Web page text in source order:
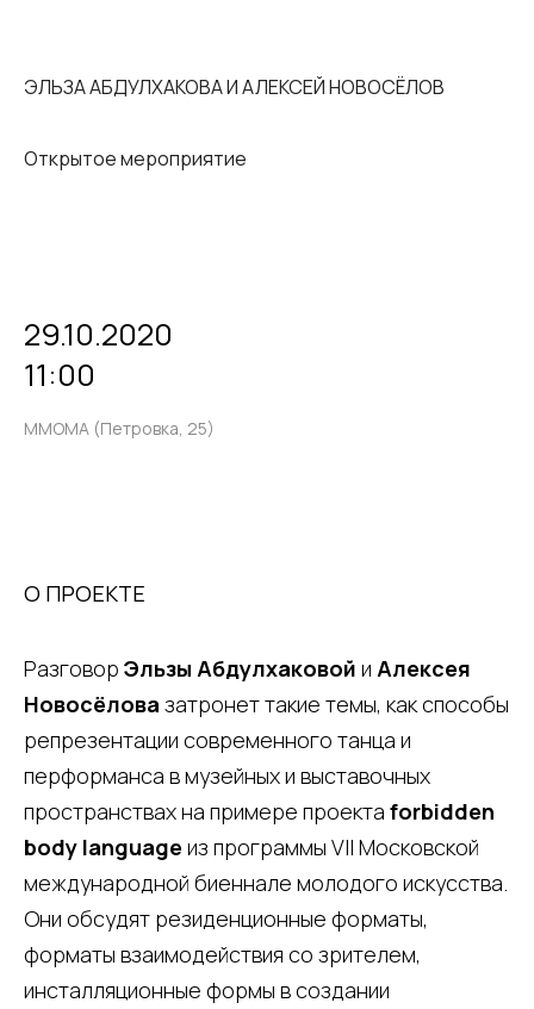
ЭЛЬЗА АБДУЛХАКОВА И АЛЕКСЕЙ НОВОСЁЛОВ
Открытое мероприятие
29.10.2020
11:00
ММОМА (Петровка, 25)
О ПРОЕКТЕ
Разговор Эльзы Абдулхаковой и Алексея
Новосёлова затронет такие темы, как способы
репрезентации современного танца и
перформанса в музейных и выставочных
пространствах на примере проекта forbidden
body language из программы VII Московской
международной биеннале молодого искусства.
Они обсудят резиденционные форматы,
форматы взаимодействия со зрителем,
инсталляционные формы в создании